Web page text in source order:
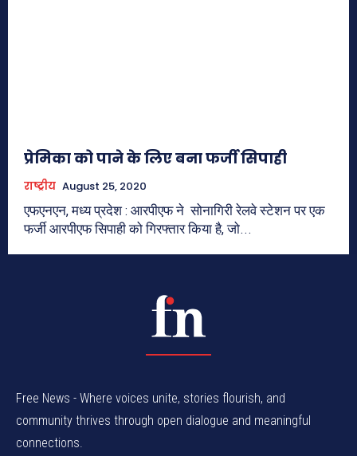
प्रेमिका को पाने के लिए बना फर्जी सिपाही
राष्ट्रीय August 25, 2020
एफएनएन, मध्य प्रदेश : आरपीएफ ने सोनागिरी रेलवे स्टेशन पर एक
फर्जी आरपीएफ सिपाही को गिरफ्तार किया है, जो...
Free News - Where voices unite, stories flourish, and
community thrives through open dialogue and meaningful
connections.